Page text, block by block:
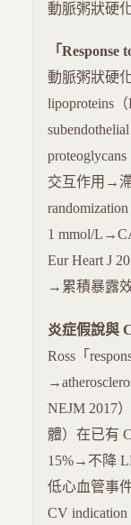
動脈粥狀硬
「
動脈粥狀硬
lipoproteins
交互作用→
1 mmol/
Eur Heart J
→累積暴露
炎症假說與
Ross「
NEJM 2017
體）在已有
15%→不降
低心血管事
CV indication